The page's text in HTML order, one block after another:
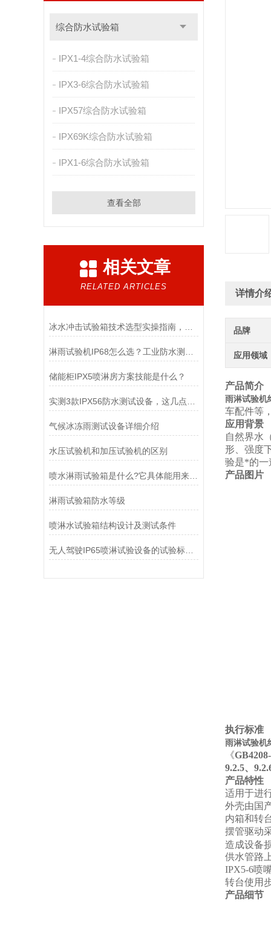
综合防水试验箱
IPX1-4综合防水试验箱
IPX3-6综合防水试验箱
IPX57综合防水试验箱
IPX69K综合防水试验箱
IPX1-6综合防水试验箱
查看全部
相关文章
RELATED ARTICLES
储能柜IPX5喷淋房方案技能是什么？
气候冰冻雨测试设备详细介绍
水压试验机和加压试验机的区别
喷水淋雨试验箱是什么?它具体能用来检测产品的哪些性能
淋雨试验箱防水等级
喷淋水试验箱结构设计及测试条件
无人驾驶IP65喷淋试验设备的试验标准是什么？
详情介
品牌
应用领域
产品简介
雨淋试验机
车配件等
应用背景
自然界水
形、强度
验是*的一
产品图片
执行标准
雨淋试验机
《
9.2.5、
产品特性
适用于进
外壳由国
内箱和转
摆管驱动
造成设备
供水管路
IPX5-6喷
转台使用
产品细节